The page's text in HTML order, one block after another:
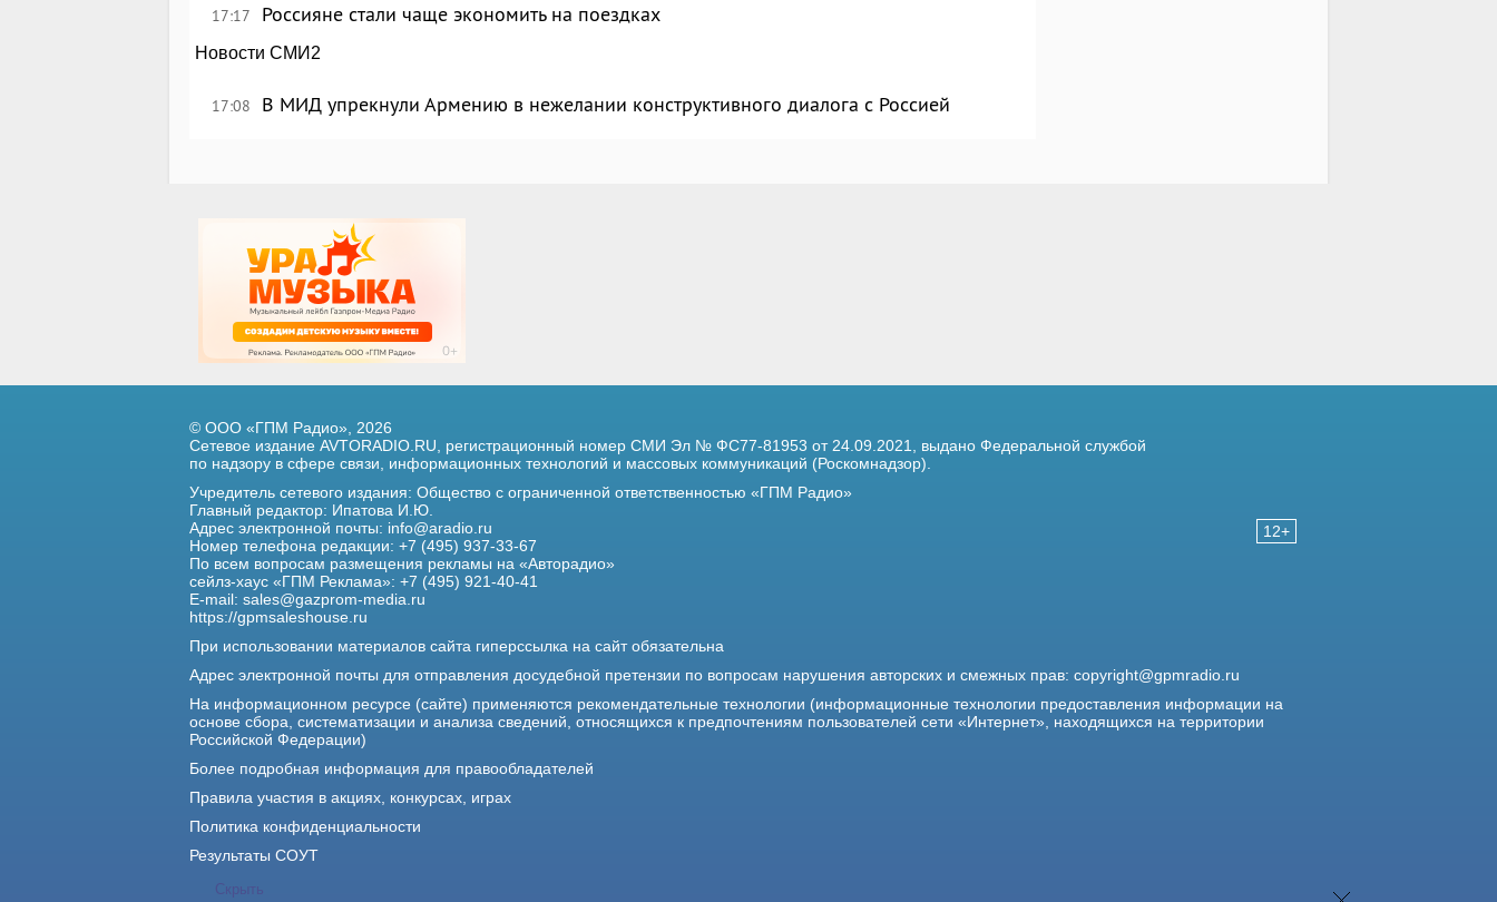
17:17 Россияне стали чаще экономить на поездках
Новости СМИ2
17:08 В МИД упрекнули Армению в нежелании конструктивного диалога с Россией
Скрыть
12+
© ООО «ГПМ Радио», 2026
Сетевое издание AVTORADIO.RU, регистрационный номер СМИ Эл № ФС77-81953 от 24.09.2021, выдано Федеральной службой
по надзору в сфере связи, информационных технологий и массовых коммуникаций (Роскомнадзор).
Учредитель сетевого издания: Общество с ограниченной ответственностью «ГПМ Радио»
Главный редактор: Ипатова И.Ю.
Адрес электронной почты: info@aradio.ru
Номер телефона редакции: +7 (495) 937-33-67
По всем вопросам размещения рекламы на «Авторадио»
сейлз-хаус «ГПМ Реклама»: +7 (495) 921-40-41
E-mail: sales@gazprom-media.ru
https://gpmsaleshouse.ru
При использовании материалов сайта гиперссылка на сайт обязательна
Адрес электронной почты для отправления досудебной претензии по вопросам нарушения авторских и смежных прав: copyright@gpmradio.ru
На информационном ресурсе (сайте) применяются рекомендательные технологии (информационные технологии предоставления информации на
основе сбора, систематизации и анализа сведений, относящихся к предпочтениям пользователей сети «Интернет», находящихся на территории
Российской Федерации)
Более подробная информация для правообладателей
Правила участия в акциях, конкурсах, играх
Политика конфиденциальности
Результаты СОУТ